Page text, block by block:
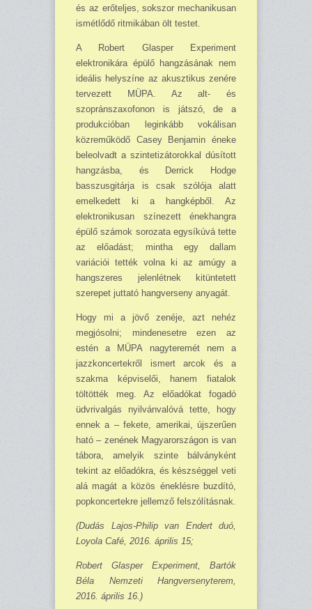
és az erőteljes, sokszor mechanikusan
ismétlődő ritmikában ölt testet.
A Robert Glasper Experiment
elektronikára épülő hangzásának nem
ideális helyszíne az akusztikus zenére
tervezett MÜPA. Az alt- és
szopránszaxofonon is játszó, de a
produkcióban leginkább vokálisan
közreműködő Casey Benjamin éneke
beleolvadt a szintetizátorokkal dúsított
hangzásba, és Derrick Hodge
basszusgitárja is csak szólója alatt
emelkedett ki a hangképből. Az
elektronikusan színezett énekhangra
épülő számok sorozata egysíkúvá tette
az előadást; mintha egy dallam
variációi tették volna ki az amúgy a
hangszeres jelenlétnek kitüntetett
szerepet juttató hangverseny anyagát.
Hogy mi a jövő zenéje, azt nehéz
megjósolni; mindenesetre ezen az
estén a MÜPA nagyteremét nem a
jazzkoncertekről ismert arcok és a
szakma képviselői, hanem fiatalok
töltötték meg. Az előadókat fogadó
üdvrivalgás nyilvánvalóvá tette, hogy
ennek a – fekete, amerikai, újszerűen
ható – zenének Magyarországon is van
tábora, amelyik szinte bálványként
tekint az előadókra, és készséggel veti
alá magát a közös éneklésre buzdító,
popkoncertekre jellemző felszólításnak.
(Dudás Lajos-Philip van Endert duó,
Loyola Café, 2016. április 15;
Robert Glasper Experiment, Bartók
Béla Nemzeti Hangversenyterem,
2016. április 16.)